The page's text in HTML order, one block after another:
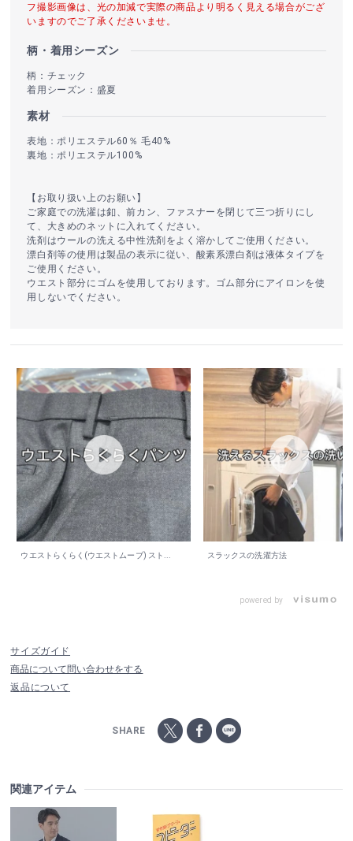
フ撮影画像は、光の加減で実際の商品より明るく見える場合がござ
いますのでご了承くださいませ。
柄・着用シーズン
柄：チェック
着用シーズン：盛夏
素材
表地：ポリエステル60％ 毛40%
裏地：ポリエステル100%
【お取り扱い上のお願い】
ご家庭での洗濯は釦、前カン、ファスナーを閉じて三つ折りにし
て、大きめのネットに入れてください。
洗剤はウールの洗える中性洗剤をよく溶かしてご使用ください。
漂白剤等の使用は製品の表示に従い、酸素系漂白剤は液体タイプを
ご使用ください。
ウエスト部分にゴムを使用しております。ゴム部分にアイロンを使
用しないでください。
ウエストらくらく(ウエストムーブ) スト... スラックスの洗濯方法
powered by
サイズガイド
商品について問い合わせをする
返品について
SHARE
関連アイテム